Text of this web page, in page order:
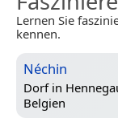
Lernen Sie
kennen.
Néchin
Dorf in
Belgien